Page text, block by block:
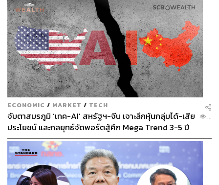
ECONOMIC / MARKET / TECH
จับตาสมรภูมิ ‘เทค-AI’ สหรัฐฯ-จีน เจาะลึกหุ้นกลุ่มได้-เสีย
ประโยชน์ และกลยุทธ์จัดพอร์ตสู้ศึก Mega Trend 3-5 ปี
ข้างหน้า
...